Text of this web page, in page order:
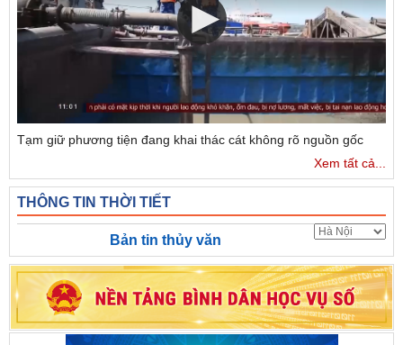
Tạm giữ phương tiện đang khai thác cát không rõ nguồn gốc
Xem tất cả...
THÔNG TIN THỜI TIẾT
Bản tin thủy văn